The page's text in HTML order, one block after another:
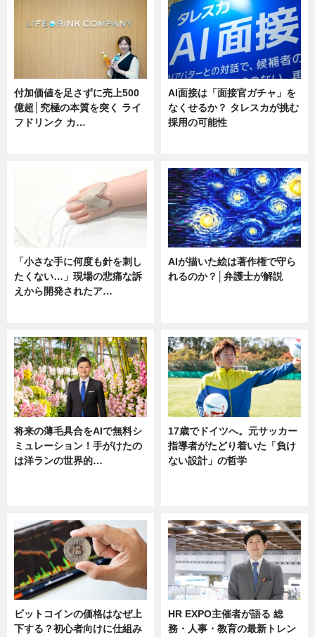
付加価値を足さずに売上500
億超│究極の本質を突く ライ
フドリンク カ…
AI面接は「面接官ガチャ」を
なくせるか？ タレスカが挑む
採用の可能性
「小さな手に何度も針を刺し
たくない…」現場の悲痛な訴
えから開発されたア…
AIが描いた絵は著作権で守ら
れるのか？│弁護士が解説
将来の薄毛具合をAIで無料シ
ミュレーション！手がけたの
は洋ランの世界的…
17歳でドイツへ。元サッカー
指導者がたどり着いた「負け
ない設計」の哲学
ビットコインの価格はなぜ上
下する？初心者向けに仕組み
HR EXPO主催者が語る 総
務・人事・教育の最新トレン